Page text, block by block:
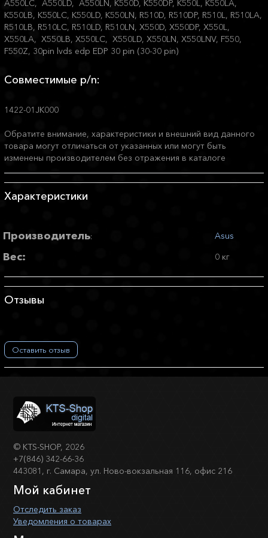
A550LC, A550LD, A550LN, K550D, K550DP, K550L, K550LA,
K550LB, K550LC, K550LD, K550LN, R510D, R510DP, R510L, R510LA,
R510LB, R510LC, R510LD, R510LN, X550D, X550DP, X550L,
X550LA, X550LB, X550LC, X550LD, X550LN, X550LNV, F550,
F550Z, 30pin lvds edp EDP 30 pin (30-30 pin)
Совместимые p/n:
1422-01JK000
Обратите внимание, характеристики и внешний вид данного
товара могут отличаться от указанных или могут быть
изменены производителем без отражения в каталоге
Характеристики
Производитель: Asus
Вес: 0 кг
Отзывы
Оставить отзыв
© KTS-SHOP, 2026
+7(846) 342-66-36
443081, г. Самара, ул. Ново-вокзальная 116, офис 216
Мой кабинет
Отследить заказ
Уведомления о товарах